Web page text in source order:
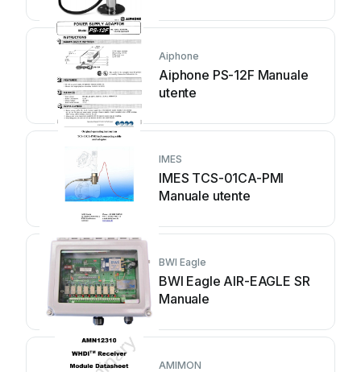
Aiphone
Aiphone PS-12F Manuale
utente
IMES
IMES TCS-01CA-PMI
Manuale utente
BWI Eagle
BWI Eagle AIR-EAGLE SR
Manuale
AMIMON